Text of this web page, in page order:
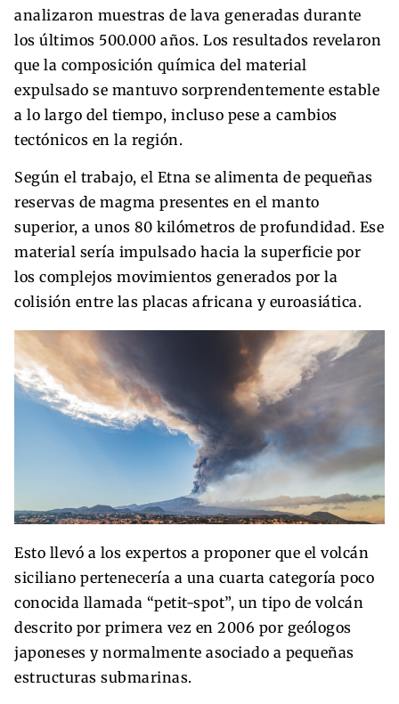
analizaron muestras de lava generadas durante
los últimos 500.000 años. Los resultados revelaron
que la composición química del material
expulsado se mantuvo sorprendentemente estable
a lo largo del tiempo, incluso pese a cambios
tectónicos en la región.
Según el trabajo, el Etna se alimenta de pequeñas
reservas de magma presentes en el manto
superior, a unos 80 kilómetros de profundidad. Ese
material sería impulsado hacia la superficie por
los complejos movimientos generados por la
colisión entre las placas africana y euroasiática.
Esto llevó a los expertos a proponer que el volcán
siciliano pertenecería a una cuarta categoría poco
conocida llamada “petit-spot”, un tipo de volcán
descrito por primera vez en 2006 por geólogos
japoneses y normalmente asociado a pequeñas
estructuras submarinas.